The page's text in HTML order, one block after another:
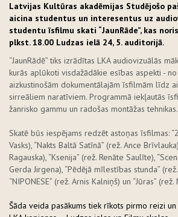
Latvijas Kultūras akadēmijas Studējošo
aicina studentus un interesentus uz
studentu īsfilmu skati “JaunRāde”, kas
plkst. 18.00 Ludzas ielā 24, 5. auditorijā.
“JaunRādē” tiks izrādītas LKA audiovizuālās
kurās aplūkoti visdažādākie esības aspekti -
aizkustinošām dokumentālajām īsfilmām līdz
sirreāliem naratīviem. Programmā iekļautās
žanrisko gammu un radošas montāžas tehnikas.
Skatē būs iespējams redzēt astoņas īsfilmas:
Vasks), “Nakts Baltā Satīnā” (rež. Ance
Ragauska), “Ksenija” (rež. Renāte Saulīte),
Gerda Jirgena), “Pēdējā mīlestības stunda”
“NIPONESE” (rež. Arnis Kalniņš) un “Jūras”
Šāda veida pasākums tiek rīkots pirmo reizi